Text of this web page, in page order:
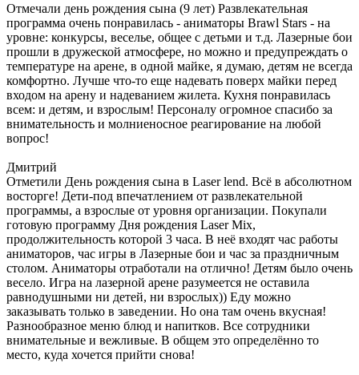
Отмечали день рождения сына (9 лет) Развлекательная
программа очень понравилась - аниматоры Brawl Stars - на
уровне: конкурсы, веселье, общее с детьми и т.д. Лазерные бои
прошли в дружеской атмосфере, но можно и предупреждать о
температуре на арене, в одной майке, я думаю, детям не всегда
комфортно. Лучше что-то еще надевать поверх майки перед
входом на арену и надеванием жилета. Кухня понравилась
всем: и детям, и взрослым! Персоналу огромное спасибо за
внимательность и молниеносное реагирование на любой
вопрос!
Дмитрий
Отметили День рождения сына в Laser lend. Всё в абсолютном
восторге! Дети-под впечатлением от развлекательной
программы, а взрослые от уровня организации. Покупали
готовую программу Дня рождения Laser Mix,
продолжительность которой 3 часа. В неë входят час работы
аниматоров, час игры в Лазерные бои и час за праздничным
столом. Аниматоры отработали на отлично! Детям было очень
весело. Игра на лазерной арене разумеется не оставила
равнодушными ни детей, ни взрослых)) Еду можно
заказывать только в заведении. Но она там очень вкусная!
Разнообразное меню блюд и напитков. Все сотрудники
внимательные и вежливые. В общем это определëнно то
место, куда хочется прийти снова!